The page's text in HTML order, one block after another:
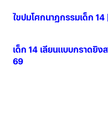
ไขปมโศกนาฏกรรมเด็ก
เด็ก 14 เลียนแบบกราดยิง
69